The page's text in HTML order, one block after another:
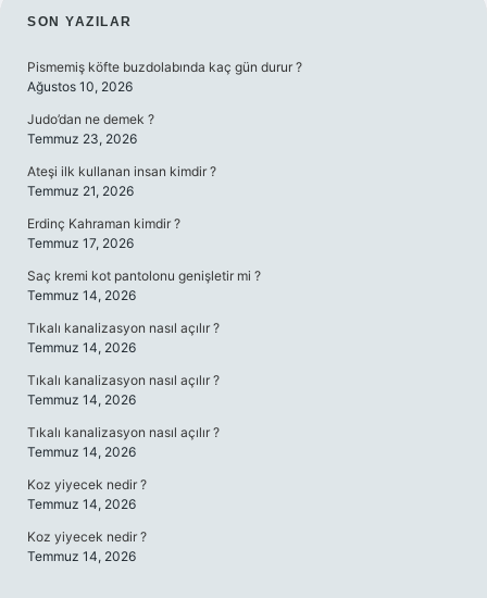
SIDEBAR
SON YAZILAR
Pismemiş köfte buzdolabında kaç gün durur ?
Ağustos 10, 2026
Judo’dan ne demek ?
Temmuz 23, 2026
Ateşi ilk kullanan insan kimdir ?
Temmuz 21, 2026
Erdinç Kahraman kimdir ?
Temmuz 17, 2026
Saç kremi kot pantolonu genişletir mi ?
Temmuz 14, 2026
Tıkalı kanalizasyon nasıl açılır ?
Temmuz 14, 2026
Tıkalı kanalizasyon nasıl açılır ?
Temmuz 14, 2026
Tıkalı kanalizasyon nasıl açılır ?
Temmuz 14, 2026
Koz yiyecek nedir ?
Temmuz 14, 2026
Koz yiyecek nedir ?
Temmuz 14, 2026